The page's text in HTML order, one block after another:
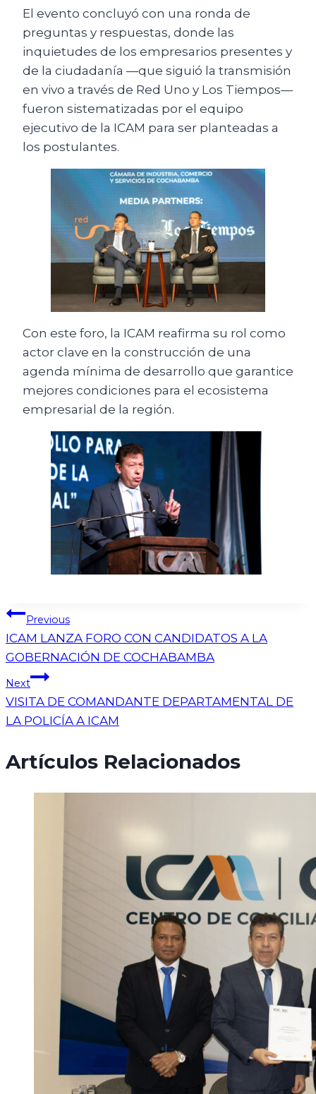
El evento concluyó con una ronda de
preguntas y respuestas, donde las
inquietudes de los empresarios presentes y
de la ciudadanía —que siguió la transmisión
en vivo a través de Red Uno y Los Tiempos—
fueron sistematizadas por el equipo
ejecutivo de la ICAM para ser planteadas a
los postulantes.
Con este foro, la ICAM reafirma su rol como
actor clave en la construcción de una
agenda mínima de desarrollo que garantice
mejores condiciones para el ecosistema
empresarial de la región.
Previous
ICAM LANZA FORO CON CANDIDATOS A LA
GOBERNACIÓN DE COCHABAMBA
Next
VISITA DE COMANDANTE DEPARTAMENTAL DE
LA POLICÍA A ICAM
Artículos Relacionados